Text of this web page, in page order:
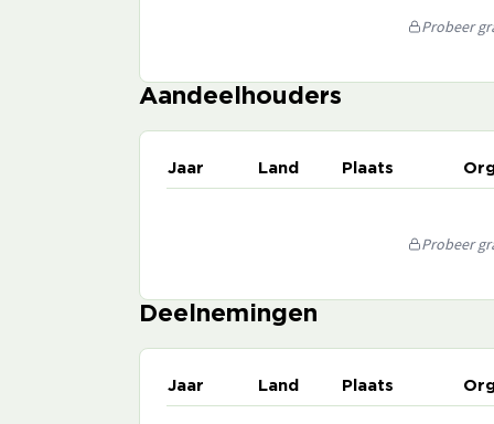
Probeer
Aandeelhouders
Jaar Land Plaats
Probeer
Deelnemingen
Jaar Land Plaats